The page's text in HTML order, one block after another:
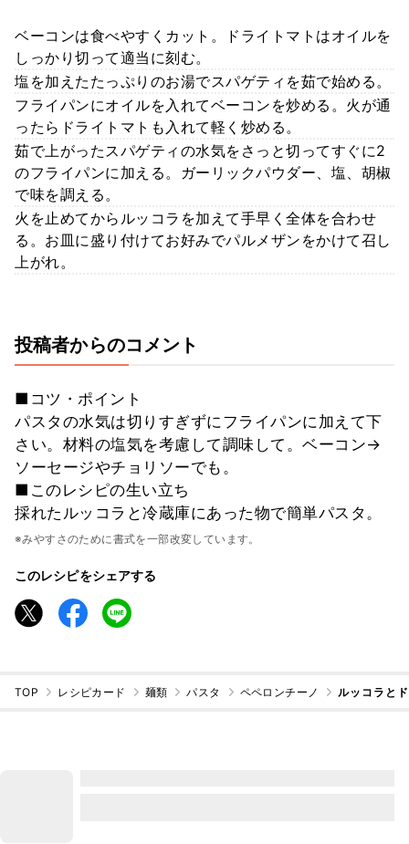
ベーコンは食べやすくカット。ドライトマトはオイルを
しっかり切って適当に刻む。
塩を加えたたっぷりのお湯でスパゲティを茹で始める。
フライパンにオイルを入れてベーコンを炒める。火が通
ったらドライトマトも入れて軽く炒める。
茹で上がったスパゲティの水気をさっと切ってすぐに2
のフライパンに加える。ガーリックパウダー、塩、胡椒
で味を調える。
火を止めてからルッコラを加えて手早く全体を合わせ
る。お皿に盛り付けてお好みでパルメザンをかけて召し
上がれ。
投稿者からのコメント
■コツ・ポイント
パスタの水気は切りすぎずにフライパンに加えて下
さい。材料の塩気を考慮して調味して。ベーコン→
ソーセージやチョリソーでも。
■このレシピの生い立ち
採れたルッコラと冷蔵庫にあった物で簡単パスタ。
※みやすさのために書式を一部改変しています。
このレシピをシェアする
TOP レシピカード 麺類 パスタ ペペロンチーノ ルッコラと